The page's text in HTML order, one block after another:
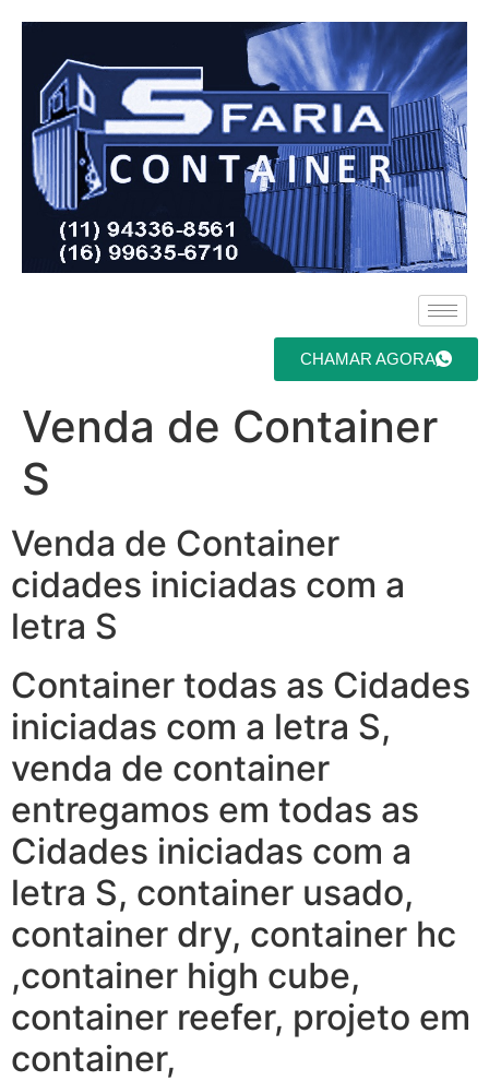
CHAMAR AGORA
Venda de Container
S
Venda de Container
cidades iniciadas com a
letra S
Container todas as Cidades
iniciadas com a letra S,
venda de container
entregamos em todas as
Cidades iniciadas com a
letra S, container usado,
container dry, container hc
,container high cube,
container reefer, projeto em
container,